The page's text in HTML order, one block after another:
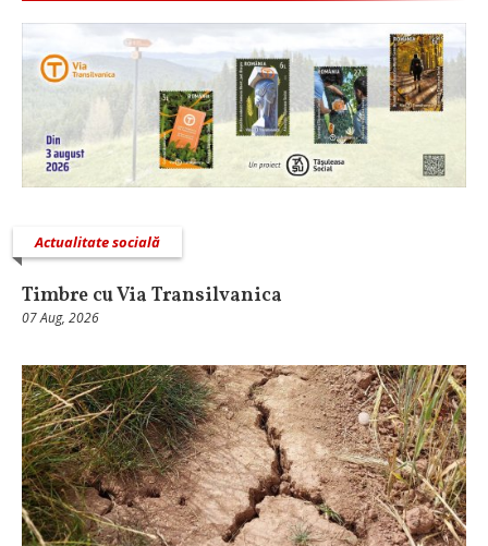
Actualitate socială
Timbre cu Via Transilvanica
07 Aug, 2026